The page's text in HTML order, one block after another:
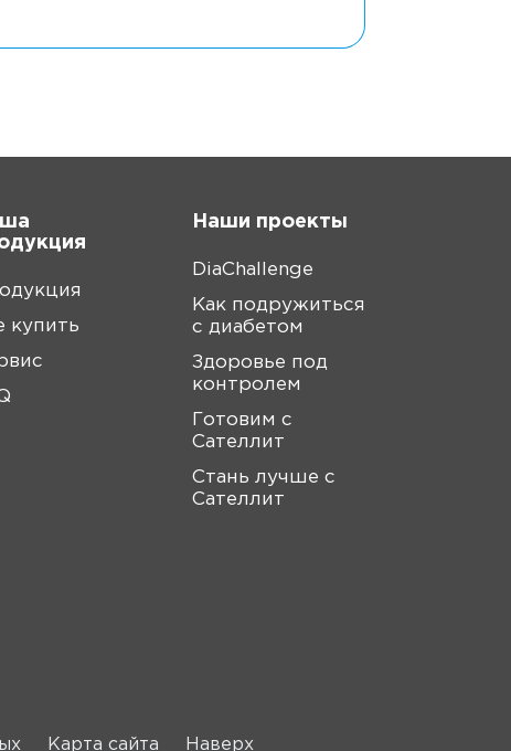
купить
Наши проекты
DiaChallenge
Как подружиться
с диабетом
Здоровье под
контролем
Готовим с
Сателлит
Стань лучше с
Сателлит
Карта сайта Наверх